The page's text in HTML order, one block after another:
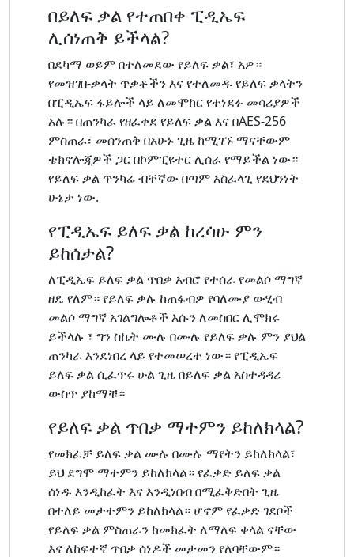
በይለፍ ቃል የተጠበቀ ፒዲኤፍ
ሊሰነጠቅ ይችላል?
በደካማ ወይም በተለመደው የይለፍ ቃል፣ አዎ።
የመዝገበ-ቃላት ጥቃቶችን እና የተለመዱ የይለፍ ቃላትን
በፒዲኤፍ ፋይሎች ላይ ለመሞከር የተነደፉ መሳሪያዎች
አሉ። በጠንካራ የዘፈቀደ የይለፍ ቃል እና በAES-256
ምስጠራ፣ መሰንጠቅ በአሁኑ ጊዜ ከሚገኙ ማናቸውም
ቴክኖሎጂዎች ጋር በኮምፒዩተር ሊሰራ የማይችል ነው።
የይለፍ ቃል ጥንካሬ ብቸኛው በጣም አስፈላጊ የደህንነት
ሁኔታ ነው.
የፒዲኤፍ ይለፍ ቃል ከረሳሁ ምን
ይከሰታል?
ለፒዲኤፍ ይለፍ ቃል ጥበቃ አብሮ የተሰራ የመልሶ ማግኛ
ዘዴ የለም። የይለፍ ቃሉ ከጠፋብዎ የባለሙያ ውሂብ
መልሶ ማግኛ አገልግሎቶች እሱን ለመስበር ሊሞክሩ
ይችላሉ ፣ ግን ስኬት ሙሉ በሙሉ የይለፍ ቃሉ ምን ያህል
ጠንካራ እንደነበረ ላይ የተመሠረተ ነው። የፒዲኤፍ
ይለፍ ቃል ሲፈጥሩ ሁል ጊዜ በይለፍ ቃል አስተዳዳሪ
ውስጥ ያከማቹ።
የይለፍ ቃል ጥበቃ ማተምን ይከለክላል?
የመክፈቻ ይለፍ ቃል ሙሉ በሙሉ ማየትን ይከለክላል፣
ይህ ደግሞ ማተምን ይከለክላል። የፈቃድ ይለፍ ቃል
ሰነዱ እንዲከፈት እና እንዲነበብ በሚፈቅድበት ጊዜ
በተለይ መታተምን ይከለክላል። ሆኖም የፈቃድ ገደቦች
የይለፍ ቃል ምስጠራን ከመክፈት ለማለፍ ቀላል ናቸው
እና ለከፍተኛ ጥበቃ ሰነዶች መታመን የለባቸውም።